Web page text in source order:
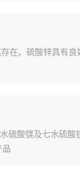
存在。硫酸锌具有
硫酸镁及七水硫酸
品